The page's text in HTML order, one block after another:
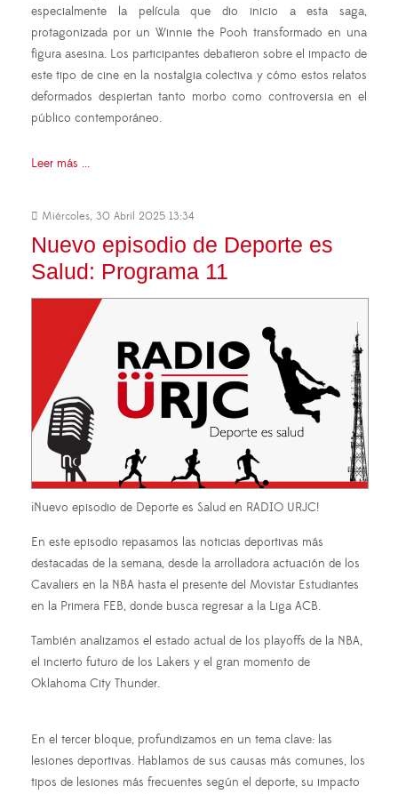
especialmente la película que dio inicio a esta saga,
protagonizada por un Winnie the Pooh transformado en una
figura asesina. Los participantes debatieron sobre el impacto de
este tipo de cine en la nostalgia colectiva y cómo estos relatos
deformados despiertan tanto morbo como controversia en el
público contemporáneo.
Leer más ...
Miércoles, 30 Abril 2025 13:34
Nuevo episodio de Deporte es
Salud: Programa 11
¡Nuevo episodio de Deporte es Salud en RADIO URJC!
En este episodio repasamos las noticias deportivas más
destacadas de la semana, desde la arrolladora actuación de los
Cavaliers en la NBA hasta el presente del Movistar Estudiantes
en la Primera FEB, donde busca regresar a la Liga ACB.
También analizamos el estado actual de los playoffs de la NBA,
el incierto futuro de los Lakers y el gran momento de
Oklahoma City Thunder.
En el tercer bloque, profundizamos en un tema clave: las
lesiones deportivas. Hablamos de sus causas más comunes, los
tipos de lesiones más frecuentes según el deporte, su impacto